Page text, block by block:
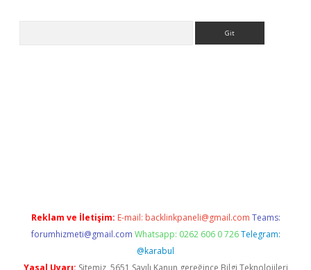
Reklam ve İletişim: E-mail: backlinkpaneli@gmail.com Teams:
forumhizmeti@gmail.com Whatsapp: 0262 606 0 726 Telegram:
@karabul
Yasal Uyarı: Sitemiz, 5651 Sayılı Kanun gereğince Bilgi Teknolojileri